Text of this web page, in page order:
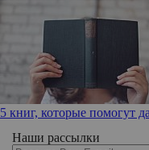
5 книг, которые помогут
Наши рассылки